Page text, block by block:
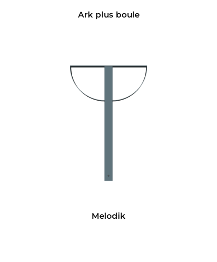
Ark plus boule
Melodik